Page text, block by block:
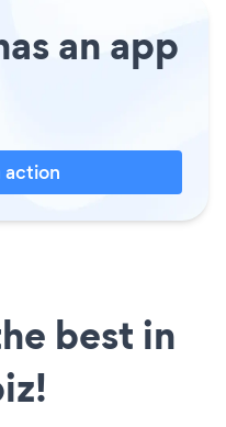
an app
action
best in